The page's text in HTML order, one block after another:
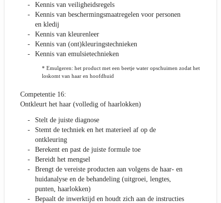
Kennis van veiligheidsregels
Kennis van beschermingsmaatregelen voor personen
en kledij
Kennis van kleurenleer
Kennis van (ont)kleuringstechnieken
Kennis van emulsietechnieken
* Emulgeren: het product met een beetje water opschuimen zodat het
loskomt van haar en hoofdhuid
Competentie 16:
Ontkleurt het haar (volledig of haarlokken)
Stelt de juiste diagnose
Stemt de techniek en het materieel af op de
ontkleuring
Berekent en past de juiste formule toe
Bereidt het mengsel
Brengt de vereiste producten aan volgens de haar- en
huidanalyse en de behandeling (uitgroei, lengtes,
punten, haarlokken)
Bepaalt de inwerktijd en houdt zich aan de instructies